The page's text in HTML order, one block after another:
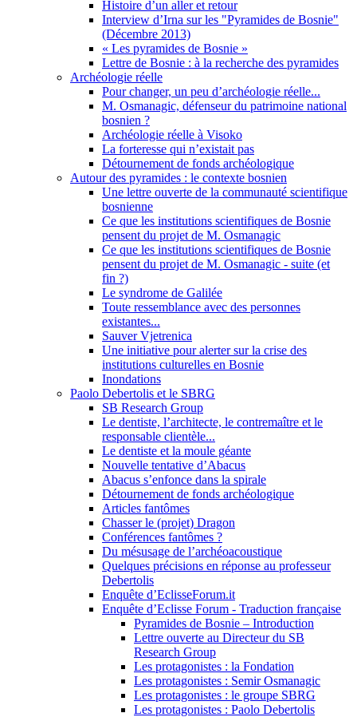
Histoire d’un aller et retour
Interview d’Irna sur les "Pyramides de Bosnie"
(Décembre 2013)
« Les pyramides de Bosnie »
Lettre de Bosnie : à la recherche des pyramides
Archéologie réelle
Pour changer, un peu d’archéologie réelle...
M. Osmanagic, défenseur du patrimoine national
bosnien ?
Archéologie réelle à Visoko
La forteresse qui n’existait pas
Détournement de fonds archéologique
Autour des pyramides : le contexte bosnien
Une lettre ouverte de la communauté scientifique
bosnienne
Ce que les institutions scientifiques de Bosnie
pensent du projet de M. Osmanagic
Ce que les institutions scientifiques de Bosnie
pensent du projet de M. Osmanagic - suite (et
fin ?)
Le syndrome de Galilée
Toute ressemblance avec des personnes
existantes...
Sauver Vjetrenica
Une initiative pour alerter sur la crise des
institutions culturelles en Bosnie
Inondations
Paolo Debertolis et le SBRG
SB Research Group
Le dentiste, l’architecte, le contremaître et le
responsable clientèle...
Le dentiste et la moule géante
Nouvelle tentative d’Abacus
Abacus s’enfonce dans la spirale
Détournement de fonds archéologique
Articles fantômes
Chasser le (projet) Dragon
Conférences fantômes ?
Du mésusage de l’archéoacoustique
Quelques précisions en réponse au professeur
Debertolis
Enquête d’EclisseForum.it
Enquête d’Eclisse Forum - Traduction française
Pyramides de Bosnie – Introduction
Lettre ouverte au Directeur du SB
Research Group
Les protagonistes : la Fondation
Les protagonistes : Semir Osmanagic
Les protagonistes : le groupe SBRG
Les protagonistes : Paolo Debertolis